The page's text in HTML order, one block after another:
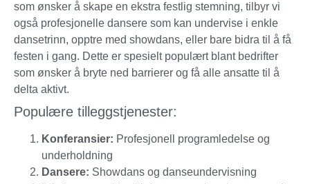
som ønsker å skape en ekstra festlig stemning, tilbyr vi
også profesjonelle dansere som kan undervise i enkle
dansetrinn, opptre med showdans, eller bare bidra til å få
festen i gang. Dette er spesielt populært blant bedrifter
som ønsker å bryte ned barrierer og få alle ansatte til å
delta aktivt.
Populære tilleggstjenester:
Konferansier: Profesjonell programledelse og
underholdning
Dansere: Showdans og danseundervisning